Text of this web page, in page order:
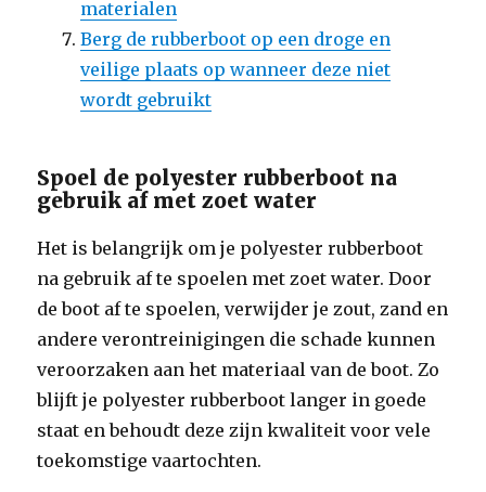
materialen
Berg de rubberboot op een droge en
veilige plaats op wanneer deze niet
wordt gebruikt
Spoel de polyester rubberboot na
gebruik af met zoet water
Het is belangrijk om je polyester rubberboot
na gebruik af te spoelen met zoet water. Door
de boot af te spoelen, verwijder je zout, zand en
andere verontreinigingen die schade kunnen
veroorzaken aan het materiaal van de boot. Zo
blijft je polyester rubberboot langer in goede
staat en behoudt deze zijn kwaliteit voor vele
toekomstige vaartochten.